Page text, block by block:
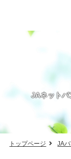
JAネットバ
トップページ JA